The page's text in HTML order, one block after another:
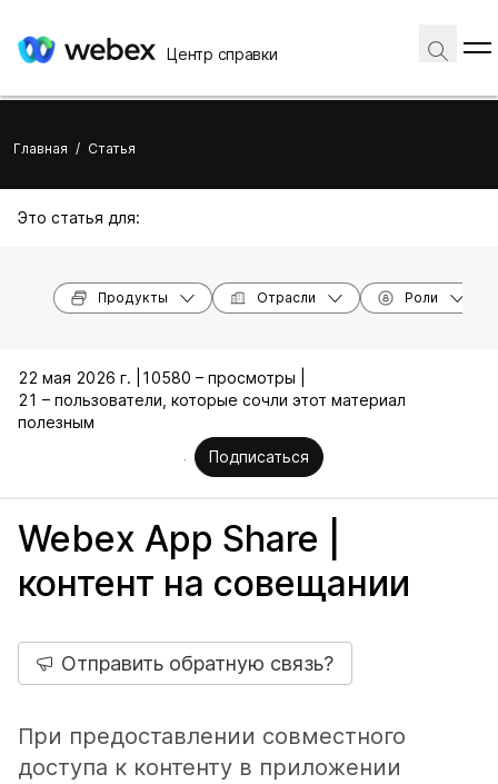
Центр справки
Главная / Статья
Это статья для:
Продукты Отрасли Роли
22 мая 2026 г. |
10580 – просмотры |
21 – пользователи, которые сочли этот материал
полезным
Подписаться
Webex App Share |
контент на совещании
Отправить обратную связь?
При предоставлении совместного
доступа к контенту в приложении